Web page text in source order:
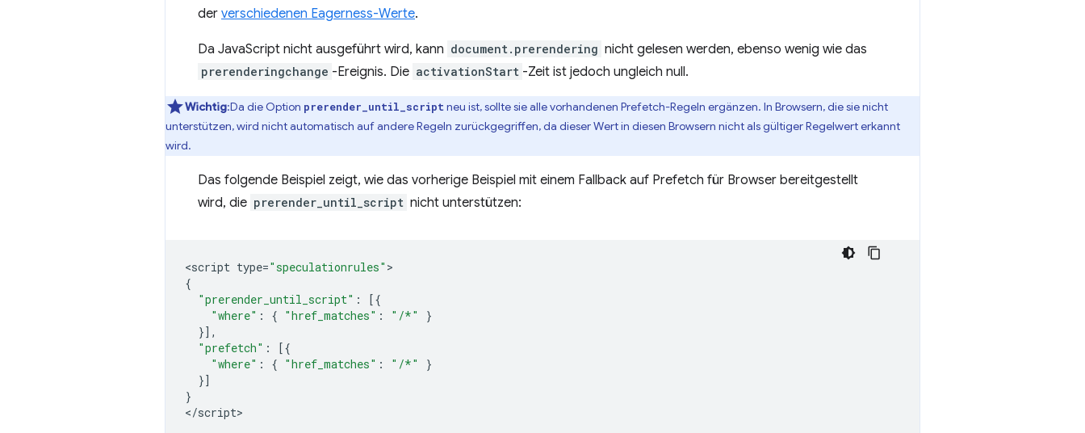
der verschiedenen Eagerness-Werte.
Da JavaScript nicht ausgeführt wird, kann document.prerendering nicht gelesen werden, ebenso wenig wie das
prerenderingchange -Ereignis. Die activationStart -Zeit ist jedoch ungleich null.
Wichtig:Da die Option prerender_until_script neu ist, sollte sie alle vorhandenen Prefetch-Regeln ergänzen. In Browsern, die sie nicht
unterstützen, wird nicht automatisch auf andere Regeln zurückgegriffen, da dieser Wert in diesen Browsern nicht als gültiger Regelwert erkannt
wird.
Das folgende Beispiel zeigt, wie das vorherige Beispiel mit einem Fallback auf Prefetch für Browser bereitgestellt
wird, die prerender_until_script nicht unterstützen:
<script type="speculationrules"
{
"prerender_until_script" :
[{
"where" : { "href_matches" : "/*"
}
}],
"prefetch" :
[{
"where" : { "href_matches" : "/*"
}
}]
}
</script